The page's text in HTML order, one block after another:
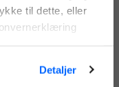
til dette, eller
Detaljer
FixaFinans